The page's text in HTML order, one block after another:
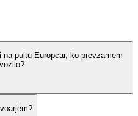
pultu Europcar, ko prevzamem